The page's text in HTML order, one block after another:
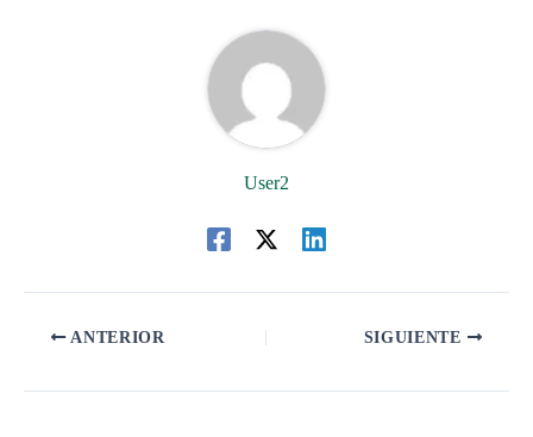
User2
ANTERIOR SIGUIENTE